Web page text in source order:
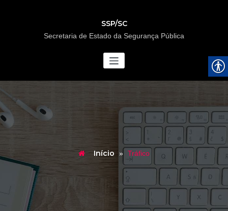
SSP/SC
Secretaria de Estado da Segurança Pública
Início » Tráfico